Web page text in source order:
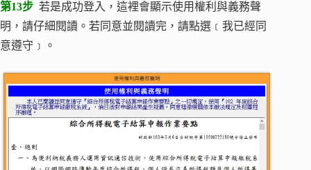
第13步 若是成功登入，這裡會顯示使用權利與義務聲
明，請仔細閱讀。若同意並閱讀完，請點選﹝我已經同
意遵守﹞。